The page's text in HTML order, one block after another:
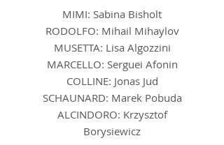
MIMI: Sabina Bisholt
RODOLFO: Mihail Mihaylov
MUSETTA: Lisa Algozzini
MARCELLO: Serguei Afonin
COLLINE: Jonas Jud
SCHAUNARD: Marek Pobuda
ALCINDORO: Krzysztof
Borysiewicz